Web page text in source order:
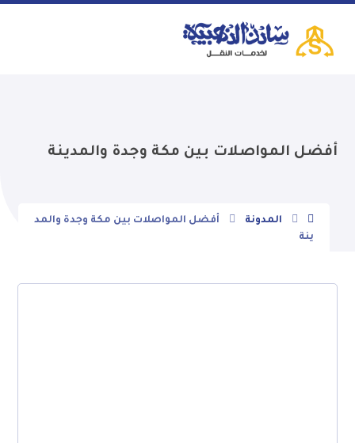
أفضل المواصلات بين مكة وجدة والمدينة
المدونة
أفضل المواصلات بين مكة وجدة والمد
ينة